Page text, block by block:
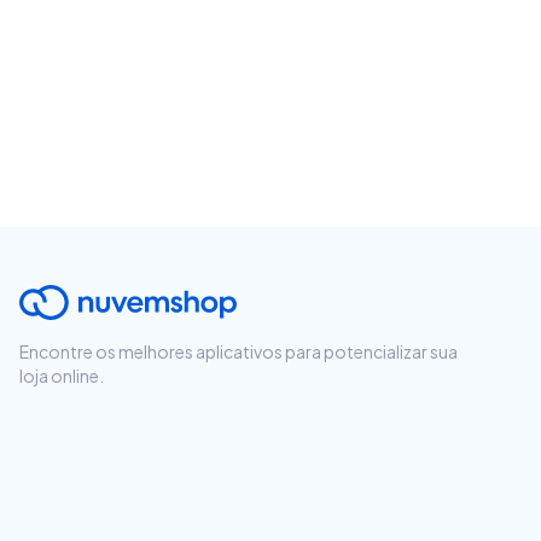
Encontre os melhores aplicativos para potencializar sua
loja online.